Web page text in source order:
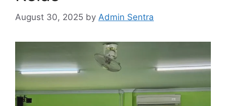
August 30, 2025 by Admin Sentra